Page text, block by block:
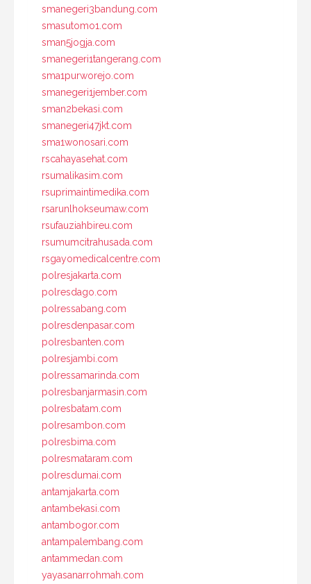
smanegeri3bandung.com
smasutomo1.com
sman5jogja.com
smanegeri1tangerang.com
sma1purworejo.com
smanegeri1jember.com
sman2bekasi.com
smanegeri47jkt.com
sma1wonosari.com
rscahayasehat.com
rsumalikasim.com
rsuprimaintimedika.com
rsarunlhokseumaw.com
rsufauziahbireu.com
rsumumcitrahusada.com
rsgayomedicalcentre.com
polresjakarta.com
polresdago.com
polressabang.com
polresdenpasar.com
polresbanten.com
polresjambi.com
polressamarinda.com
polresbanjarmasin.com
polresbatam.com
polresambon.com
polresbima.com
polresmataram.com
polresdumai.com
antamjakarta.com
antambekasi.com
antambogor.com
antampalembang.com
antammedan.com
yayasanarrohmah.com